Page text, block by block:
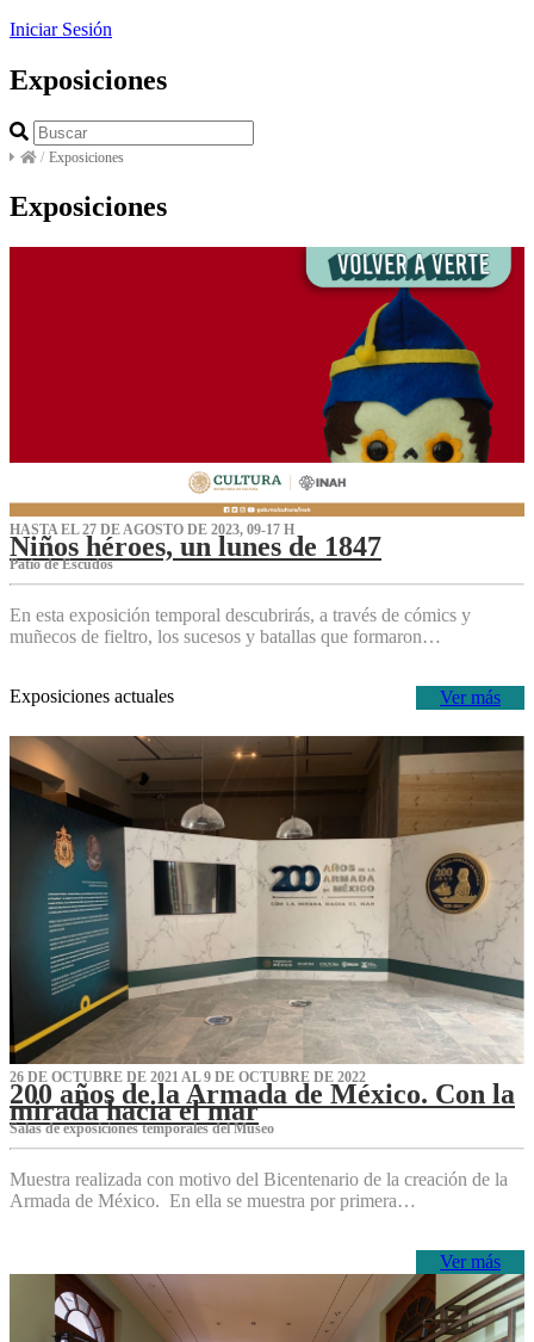
Iniciar Sesión
Exposiciones
/ Exposiciones
Exposiciones
HASTA EL 27 DE AGOSTO DE 2023, 09-17 H
Niños héroes, un lunes de 1847
Patio de Escudos
En esta exposición temporal descubrirás, a través de cómics y
muñecos de fieltro, los sucesos y batallas que formaron…
Ver más
Exposiciones actuales
26 DE OCTUBRE DE 2021 AL 9 DE OCTUBRE DE 2022
200 años de la Armada de México. Con la
mirada hacia el mar
Salas de exposiciones temporales del Museo‌
Muestra realizada con motivo del Bicentenario de la creación de la
Armada de México. En ella se muestra por primera…
Ver más